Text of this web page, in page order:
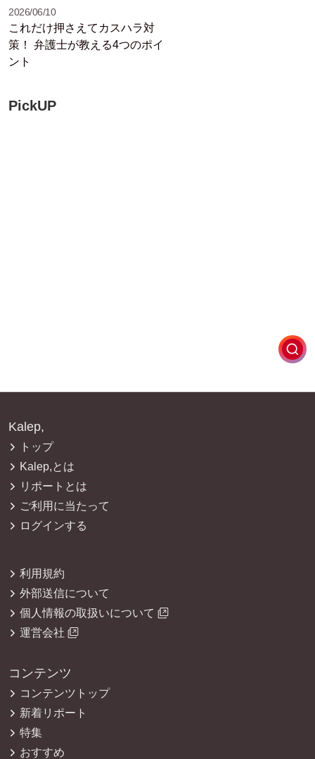
2026/06/10
これだけ押さえてカスハラ対
策！ 弁護士が教える4つのポイ
ント
PickUP
Kalep,
トップ
Kalep,とは
リポートとは
ご利用に当たって
ログインする
利用規約
外部送信について
個人情報の取扱いについて
運営会社
コンテンツ
コンテンツトップ
新着リポート
特集
おすすめ